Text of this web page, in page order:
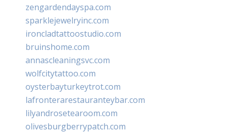
zengardendayspa.com
sparklejewelryinc.com
ironcladtattoostudio.com
bruinshome.com
annascleaningsvc.com
wolfcitytattoo.com
oysterbayturkeytrot.com
lafronterarestauranteybar.com
lilyandrosetearoom.com
olivesburgberrypatch.com